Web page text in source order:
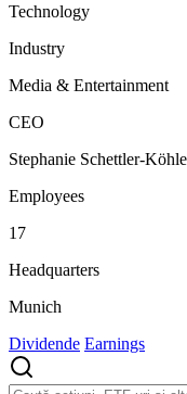
Technology
Industry
Media & Entertainment
CEO
Stephanie Schettler-
Employees
17
Headquarters
Munich
Dividende Earnings